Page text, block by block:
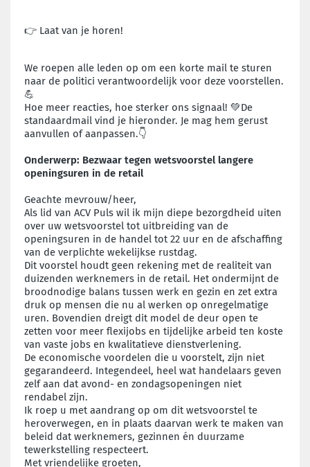
👉 Laat van je horen!
We roepen alle leden op om een korte mail te sturen
naar de politici verantwoordelijk voor deze voorstellen.
💪
Hoe meer reacties, hoe sterker ons signaal! 💚De
standaardmail vind je hieronder. Je mag hem gerust
aanvullen of aanpassen.👇
Onderwerp: Bezwaar tegen wetsvoorstel langere
openingsuren in de retail
Geachte mevrouw/heer,
Als lid van ACV Puls wil ik mijn diepe bezorgdheid uiten
over uw wetsvoorstel tot uitbreiding van de
openingsuren in de handel tot 22 uur en de afschaffing
van de verplichte wekelijkse rustdag.
Dit voorstel houdt geen rekening met de realiteit van
duizenden werknemers in de retail. Het ondermijnt de
broodnodige balans tussen werk en gezin en zet extra
druk op mensen die nu al werken op onregelmatige
uren. Bovendien dreigt dit model de deur open te
zetten voor meer flexijobs en tijdelijke arbeid ten koste
van vaste jobs en kwalitatieve dienstverlening.
De economische voordelen die u voorstelt, zijn niet
gegarandeerd. Integendeel, heel wat handelaars geven
zelf aan dat avond- en zondagsopeningen niet
rendabel zijn.
Ik roep u met aandrang op om dit wetsvoorstel te
heroverwegen, en in plaats daarvan werk te maken van
beleid dat werknemers, gezinnen én duurzame
tewerkstelling respecteert.
Met vriendelijke groeten,